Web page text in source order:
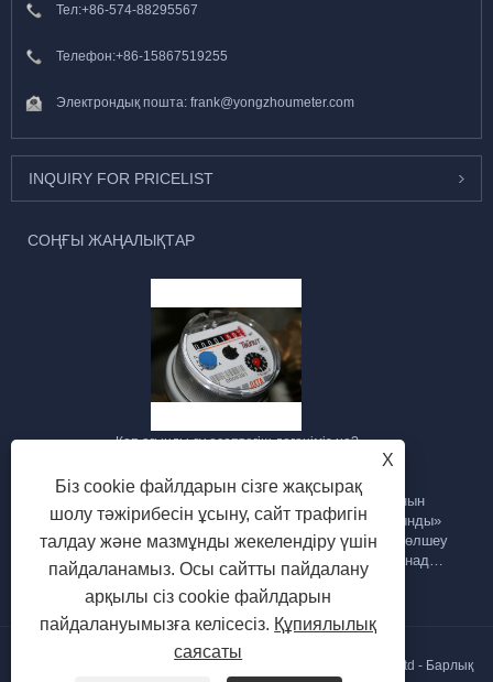
Тел:+86-574-88295567
Телефон:+86-15867519255
Электрондық пошта: frank@yongzhoumeter.com
INQUIRY FOR PRICELIST
СОҢҒЫ ЖАҢАЛЫҚТАР
Көп ағынды су есептегіш дегеніміз не?
Көп ағынды су есептегіш - бұл құбыр арқылы су ағынын
өлшеуге арналған су есептегішінің бір түрі. Ол «көп ағынды»
деп аталады, себебі ол судың ағынының жылдамдығын өлшеу
үшін бірнеше су ағындарын немесе ағындарды пайдаланады.
Міне, көп ағынды су есептегішінің негізгі ерекшеліктері мен
сипаттамалары:
Авторлық құқық © 2023 Ningbo Haishu Yongzhou Meters Co., Ltd - Барлық
X
Біз cookie файлдарын сізге жақсырақ
шолу тәжірибесін ұсыну, сайт трафигін
талдау және мазмұнды жекелендіру үшін
пайдаланамыз. Осы сайтты пайдалану
арқылы сіз cookie файлдарын
пайдалануымызға келісесіз. Құпиялылық
саясаты